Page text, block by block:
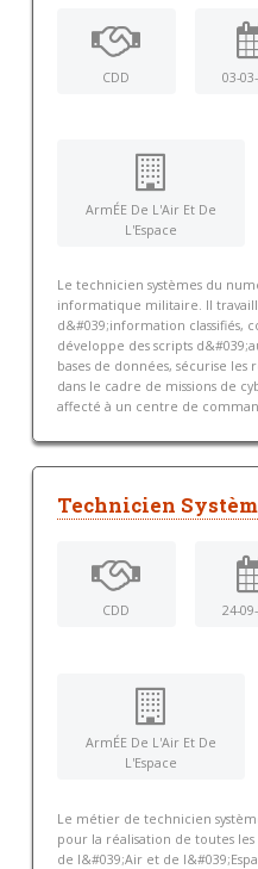
CDD 03-
ArmÉE De L'Air Et De
L'Espace
Le technicien systèmes du
informatique militaire. Il
d&#039;information classifiés,
développe des scripts
bases de données, sécurise
dans le cadre de missions de
affecté à un centre de
Technicien
CDD 24-
ArmÉE De L'Air Et De
L'Espace
Le métier de technicien
pour la réalisation de toutes
de l&#039;Air et de